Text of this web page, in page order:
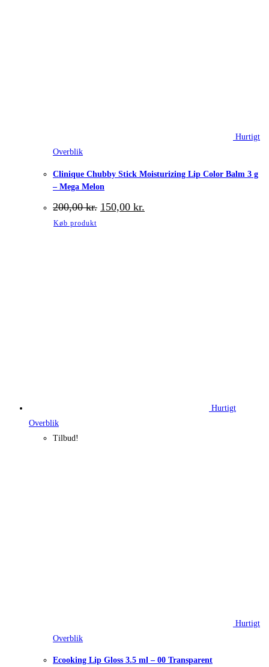
Hurtigt
Overblik
Clinique Chubby Stick Moisturizing Lip Color Balm 3 g
– Mega Melon
200,00kr. Den
oprindelige
150,00 kr.
aktuelle
Køb produkt
Hurtigt
Overblik
Tilbud!
Hurtigt
Overblik
Ecooking Lip Gloss 3.5 ml – 00 Transparent